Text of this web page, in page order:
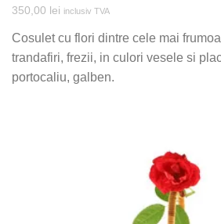
350,00 lei inclusiv TVA
Cosulet cu flori dintre cele mai
trandafiri, frezii, in culori vesele si
portocaliu, galben.